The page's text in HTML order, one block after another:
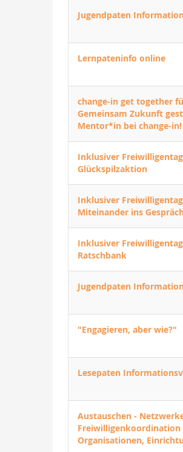
Jugendpaten
Lernpateninfo online
change-in get together
Gemeinsam Zukunft
Mentor*in bei change-in!
Inklusiver Freiwilligentag
Glückspilzaktion
Inklusiver Freiwilligentag
Miteinander ins
Inklusiver
Ratschbank
Jugendpaten
"Engagieren, aber wie?"
Lesepaten
Austauschen -
Organisationen,